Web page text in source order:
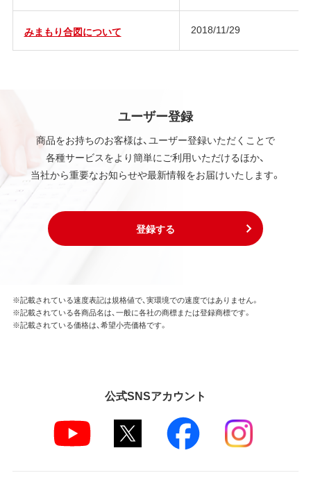
みまもり合図について 2018/11/29
ユーザー登録
商品をお持ちのお客様は、ユーザー登録いただくことで
各種サービスをより簡単にご利用いただけるほか、
当社から重要なお知らせや最新情報をお届けいたします。
登録する
※記載されている速度表記は規格値で、実環境での速度ではありません。
※記載されている各商品名は、一般に各社の商標または登録商標です。
※記載されている価格は、希望小売価格です。
公式SNSアカウント